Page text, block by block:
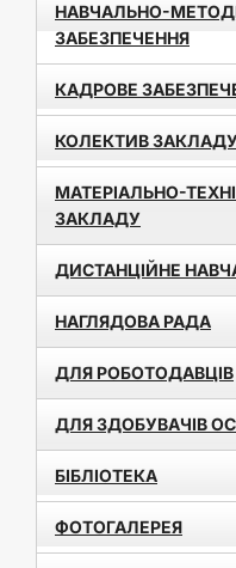
НАВЧАЛЬНО-
ЗАБЕЗПЕЧЕННЯ
КАДРОВЕ
КОЛЕКТИВ
МАТЕРІАЛЬНО-
ЗАКЛАДУ
ДИСТАНЦІЙНЕ
НАГЛЯДОВА РАДА
ДЛЯ РОБОТОДАВЦІВ
ДЛЯ ЗДОБУВАЧІВ
БІБЛІОТЕКА
ФОТОГАЛЕРЕЯ